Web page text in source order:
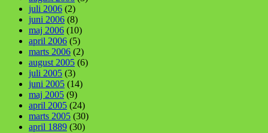
juli 2006 (2)
juni 2006 (8)
maj 2006 (10)
april 2006 (5)
marts 2006 (2)
august 2005 (6)
juli 2005 (3)
juni 2005 (14)
maj 2005 (9)
april 2005 (24)
marts 2005 (30)
april 1889 (30)